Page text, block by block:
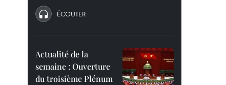
ÉCOUTER
Actualité de la
semaine : Ouverture
du troisième Plénum